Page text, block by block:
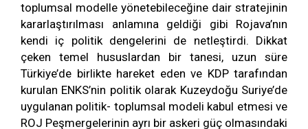
toplumsal modelle yönetebileceğine dair stratejinin
kararlaştırılması anlamına geldiği gibi Rojava’nın
kendi iç politik dengelerini de netleştirdi. Dikkat
çeken temel hususlardan bir tanesi, uzun süre
Türkiye’de birlikte hareket eden ve KDP tarafından
kurulan ENKS’nin politik olarak Kuzeydoğu Suriye’de
uygulanan politik- toplumsal modeli kabul etmesi ve
ROJ Peşmergelerinin ayrı bir askeri güç olmasındaki